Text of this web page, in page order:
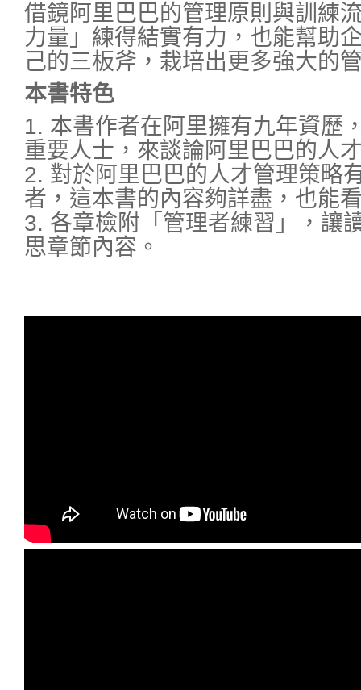
借鏡阿里巴巴的管理原則與訓練
力量」練得結實有力，也能幫助
己的三板斧，栽培出更多強大的
本書特色
1. 本書作者在阿里擁有九年資歷
重要人士，來談論阿里巴巴的人
2. 對於阿里巴巴的人才管理策略
者，這本書的內容夠詳盡，也能
3. 各章檢附「管理者練習」，讓
思章節內容。